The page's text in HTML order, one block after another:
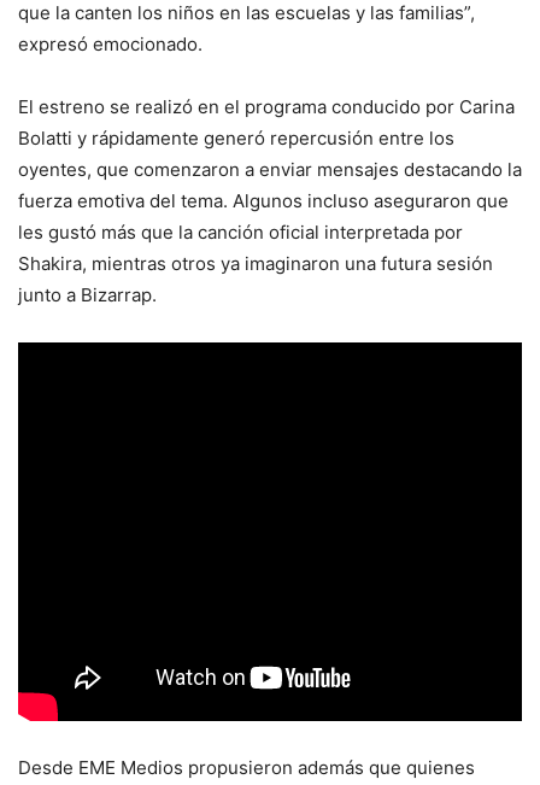
que la canten los niños en las escuelas y las familias”,
expresó emocionado.
El estreno se realizó en el programa conducido por Carina
Bolatti y rápidamente generó repercusión entre los
oyentes, que comenzaron a enviar mensajes destacando la
fuerza emotiva del tema. Algunos incluso aseguraron que
les gustó más que la canción oficial interpretada por
Shakira, mientras otros ya imaginaron una futura sesión
junto a Bizarrap.
Desde EME Medios propusieron además que quienes